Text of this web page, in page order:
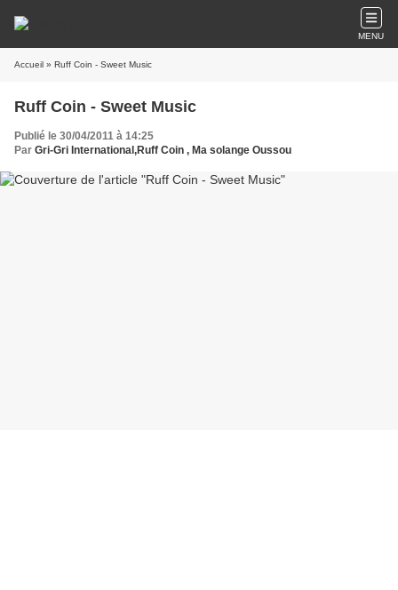
MENU
Accueil » Ruff Coin - Sweet Music
Ruff Coin - Sweet Music
Publié le 30/04/2011 à 14:25
Par Gri-Gri International,Ruff Coin , Ma solange Oussou